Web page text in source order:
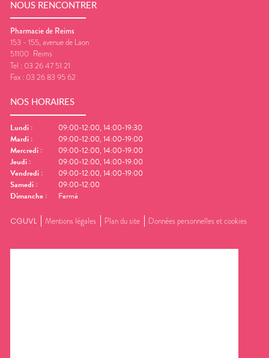
NOUS RENCONTRER
Pharmacie de Reims
153 - 155, avenue de Laon
51100 Reims
Tel : 03 26 47 51 21
Fax : 03 26 83 95 62
NOS HORAIRES
Lundi :
09:00-12:00, 14:00-19:30
Mardi :
09:00-12:00, 14:00-19:00
Mercredi :
09:00-12:00, 14:00-19:00
Jeudi :
09:00-12:00, 14:00-19:00
Vendredi :
09:00-12:00, 14:00-19:00
Samedi :
09:00-12:00
Dimanche : Fermé
CGUVL Mentions légales Plan du site Données personnelles et cookies